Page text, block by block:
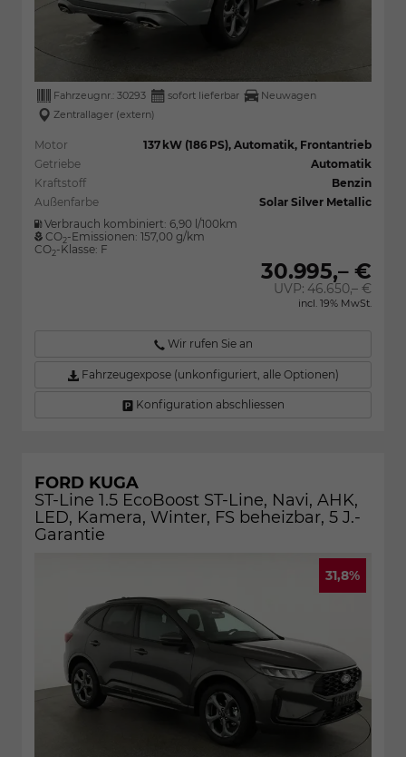
Fahrzeugnr.: 30293 sofort lieferbar
Neuwagen
Zentrallager (extern)
Motor
137 kW (186 PS), Automatik, Frontantrieb
Getriebe
Automatik
Kraftstoff
Benzin
Außenfarbe
Solar Silver Metallic
Verbrauch kombiniert: 6,90 l/100km
CO2-Emissionen: 157,00 g/km
CO2-Klasse: F
30.995,– €
UVP: 46.650,– €
incl. 19% MwSt.
Wir rufen Sie an
Fahrzeugexpose (unkonfiguriert, alle Optionen)
Konfiguration abschliessen
FORD KUGA
ST-Line 1.5 EcoBoost ST-Line, Navi, AHK,
LED, Kamera, Winter, FS beheizbar, 5 J.-
Garantie
31,8%